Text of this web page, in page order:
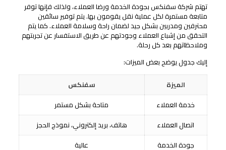
تهتم شركة سفنكس بجودة الخدمة ورضا العملاء، ولذلك فإنها توفر
متابعة مستمرة لكل عملية نقل يقومون بها. يتم توفير سائقين
محترفين ومدربين بشكل جيد لضمان راحة وسلامة العملاء. كما يتم
التحقق من إشباع العملاء وجودتهم عن طريق الاستفسار عن تجربتهم
وملاحظاتهم بعد كل رحلة.
إليك جدول يوضح بعض الميزات:
الميزة
سفنكس
خدمة العملاء
متاحة بشكل مستمر
اتصال العملاء
هاتف، بريد إلكتروني، نموذج الحجز
جودة الخدمة
عالية